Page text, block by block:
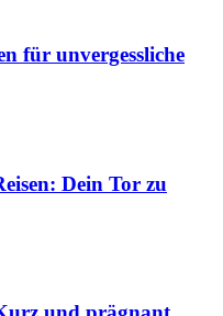
für unvergessliche
Dein Tor zu